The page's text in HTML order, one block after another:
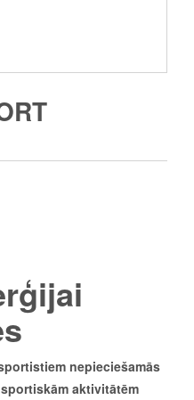
nepieciešamās
aktivitātēm